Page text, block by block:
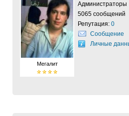
Мегалит
Администраторы
5065 сообщений
Репутация: 0
Сообщение
Личные